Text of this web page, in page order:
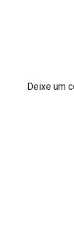
Deixe um